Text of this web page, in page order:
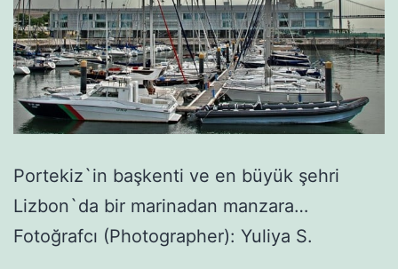
Portekiz`in başkenti ve en büyük şehri
Lizbon`da bir marinadan manzara…
Fotoğrafcı (Photographer): Yuliya S.